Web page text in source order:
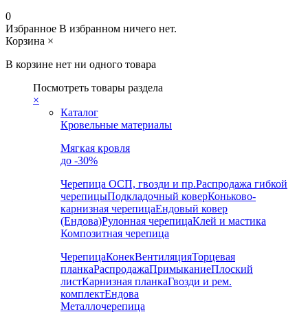
0
Избранное В избранном ничего нет.
Корзина ×
В корзине нет ни одного товара
Посмотреть товары раздела
×
Каталог
Кровельные материалы
Мягкая кровля
до -30%
Черепица ОСП, гвозди и пр.Распродажа гибкой
черепицыПодкладочный коверКоньково-
карнизная черепицаЕндовый ковер
(Ендова)Рулонная черепицаКлей и мастика
Композитная черепица
ЧерепицаКонекВентиляцияТорцевая
планкаРаспродажаПримыканиеПлоский
листКарнизная планкаГвозди и рем.
комплектЕндова
Металлочерепица